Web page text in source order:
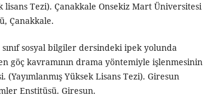
lisans Tezi). Çanakkale Onsekiz Mart Üniversitesi
Çanakkale.
sosyal bilgiler dersindeki ipek yolunda
göç kavramının drama yöntemiyle işlenmesinin
(Yayımlanmış Yüksek Lisans Tezi). Giresun
Enstitüsü. Giresun.